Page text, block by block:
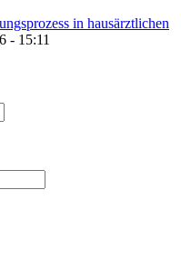
in hausärztlichen
- 15:11